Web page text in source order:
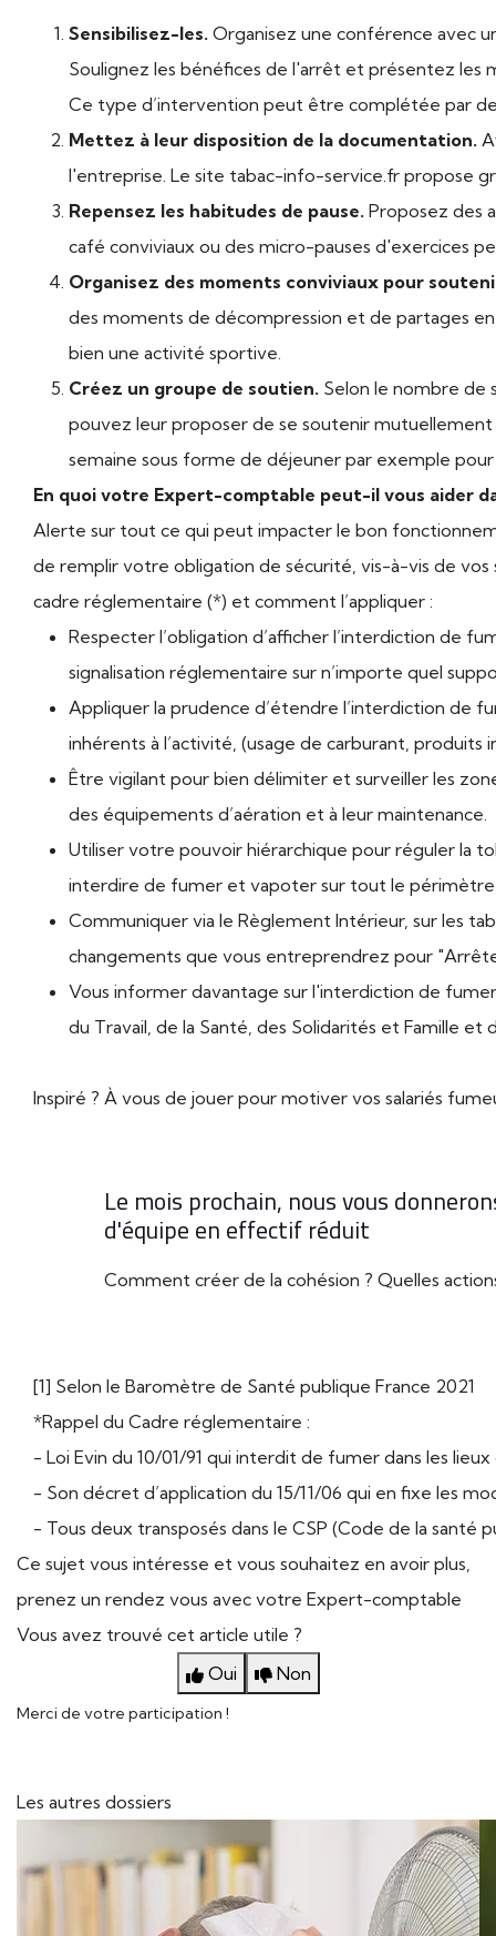
Sensibilisez-les. Organisez une conférence avec
Soulignez les bénéfices de l'arrêt et présentez les
Ce type d’intervention peut être complétée par
Mettez à leur disposition de la documentation.
l'entreprise. Le site tabac-info-service.fr propose
Repensez les habitudes de pause. Proposez des
café conviviaux ou des micro-pauses d'exercices
Organisez des moments conviviaux pour
des moments de décompression et de partages
bien une activité sportive.
Créez un groupe de soutien. Selon le nombre de
pouvez leur proposer de se soutenir mutuellement
semaine sous forme de déjeuner par exemple
En quoi votre Expert-comptable peut-il vous aider
Alerte sur tout ce qui peut impacter le bon
de remplir votre obligation de sécurité, vis-à-vis de
cadre réglementaire (*) et comment l’appliquer :
Respecter l’obligation d’afficher l’interdiction de
signalisation réglementaire sur n’importe quel
Appliquer la prudence d’étendre l’interdiction de
inhérents à l’activité, (usage de carburant, produits
Être vigilant pour bien délimiter et surveiller les
des équipements d’aération et à leur maintenance.
Utiliser votre pouvoir hiérarchique pour réguler la
interdire de fumer et vapoter sur tout le périmètre
Communiquer via le Règlement Intérieur, sur les
changements que vous entreprendrez pour
Vous informer davantage sur l'interdiction de
du Travail, de la Santé, des Solidarités et Famille et
Inspiré ? À vous de jouer pour motiver vos salariés
Le mois prochain, nous vous
d'équipe en effectif réduit
Comment créer de la cohésion ? Quelles
[1] Selon le Baromètre de Santé publique France 2021
*Rappel du Cadre réglementaire :
- Loi Evin du 10/01/91 qui interdit de fumer dans les
- Son décret d’application du 15/11/06 qui en fixe les
- Tous deux transposés dans le CSP (Code de la santé
Ce sujet vous intéresse et vous souhaitez en avoir plus,
prenez un rendez vous avec votre Expert-comptable
Vous avez trouvé cet article utile ?
Oui
Non
Merci de votre participation !
Les autres dossiers